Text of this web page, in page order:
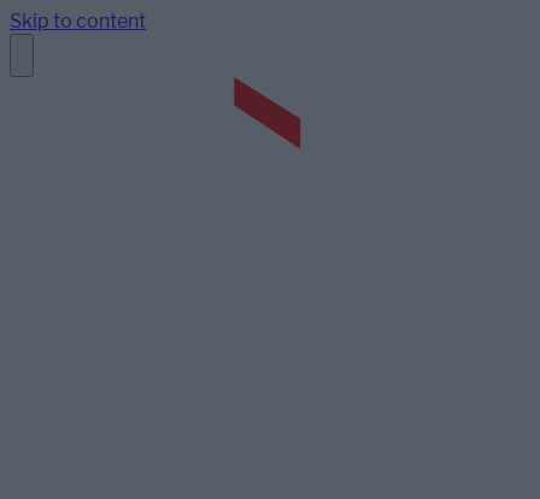
Skip to content